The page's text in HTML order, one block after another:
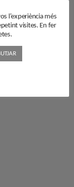
l’experiència més
visites. En fer